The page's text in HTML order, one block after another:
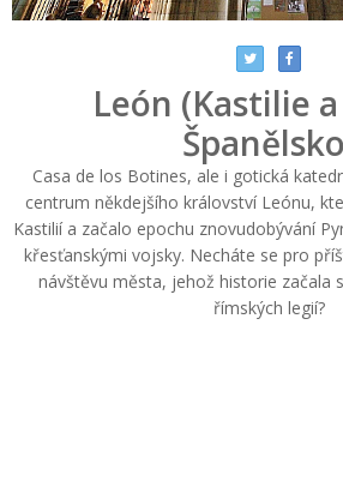
León (Kastilie
Casa de los Botines, ale i gotická
centrum někdejšího království Leónu,
Kastilií a začalo epochu znovudobývání
křesťanskými vojsky. Necháte se pro
návštěvu města, jehož historie začala
římských legií?